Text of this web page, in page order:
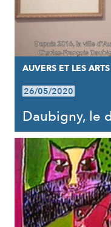
AUVERS ET LES ARTS
26/05/2020
Daubigny, le